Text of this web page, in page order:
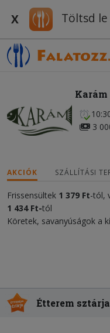
X Töltsd
Karám
3
AKCIÓK SZÁLLÍTÁSI
Frissensültek 1 379 Ft-tól,
1 434 Ft-tól
Köretek, savanyúságok a
Étterem